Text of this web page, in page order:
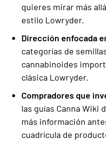
quieres mirar más
estilo Lowryder.
Dirección enfocada
categorías de
cannabinoides
clásica Lowryder.
Compradores que
las guías Canna Wiki
más información
cuadrícula de